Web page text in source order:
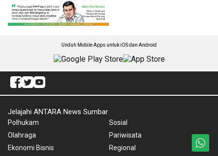
Unduh Mobile Apps untuk iOS dan Android
Jelajahi ANTARA News Sumbar
Polhukam
Olahraga
Ekonomi Bisnis
Sosial
Pariwisata
Regional